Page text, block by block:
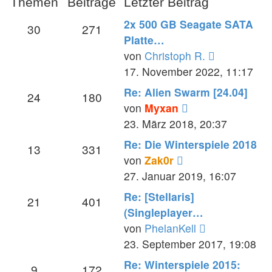
30 271
2x 500 GB Seagate SATA
Platte…
von Christoph R.
Beitrag
17. November 2022, 11:17
24 180
Re: Alien Swarm [24.04]
von Myxan
Beitrag
23. März 2018, 20:37
13 331
Re: Die Winterspiele 2018
von Zak0r
Beitrag
27. Januar 2019, 16:07
21 401
Re: [Stellaris]
(Singleplayer…
von PhelanKell
Beitrag
23. September 2017, 19:08
Re: Winterspiele 2015: